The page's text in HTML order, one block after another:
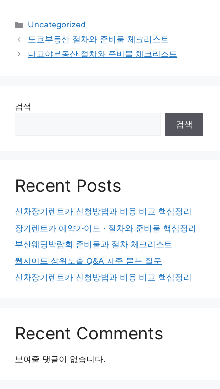
카
테
리
Uncategorized
도쿄부동산 절차와 준비물 체크리스트
나고야부동산 절차와 준비물 체크리스트
검색
검색
Recent Posts
신차장기렌트카 신청방법과 비용 비교 핵심정리
장기렌트카 예약가이드 · 절차와 준비물 핵심정리
부산웨딩박람회 준비물과 절차 체크리스트
웹사이트 상위노출 Q&A 자주 묻는 질문
신차장기렌트카 신청방법과 비용 비교 핵심정리
Recent Comments
보여줄 댓글이 없습니다.